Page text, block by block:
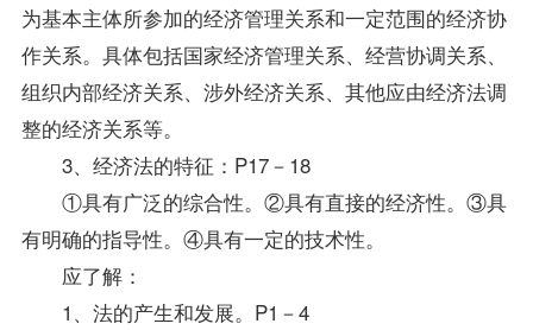
为基本主体所参加的经济管理关系和一定范围的经济协
作关系。具体包括国家经济管理关系、经营协调关系、
组织内部经济关系、涉外经济关系、其他应由经济法调
整的经济关系等。
3、经济法的特征：P17－18
①具有广泛的综合性。②具有直接的经济性。③具
有明确的指导性。④具有一定的技术性。
应了解：
1、法的产生和发展。P1－4